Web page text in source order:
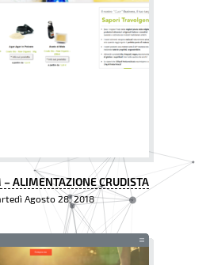
– ALIMENTAZIONE CRUDISTA
Agosto 28, 2018